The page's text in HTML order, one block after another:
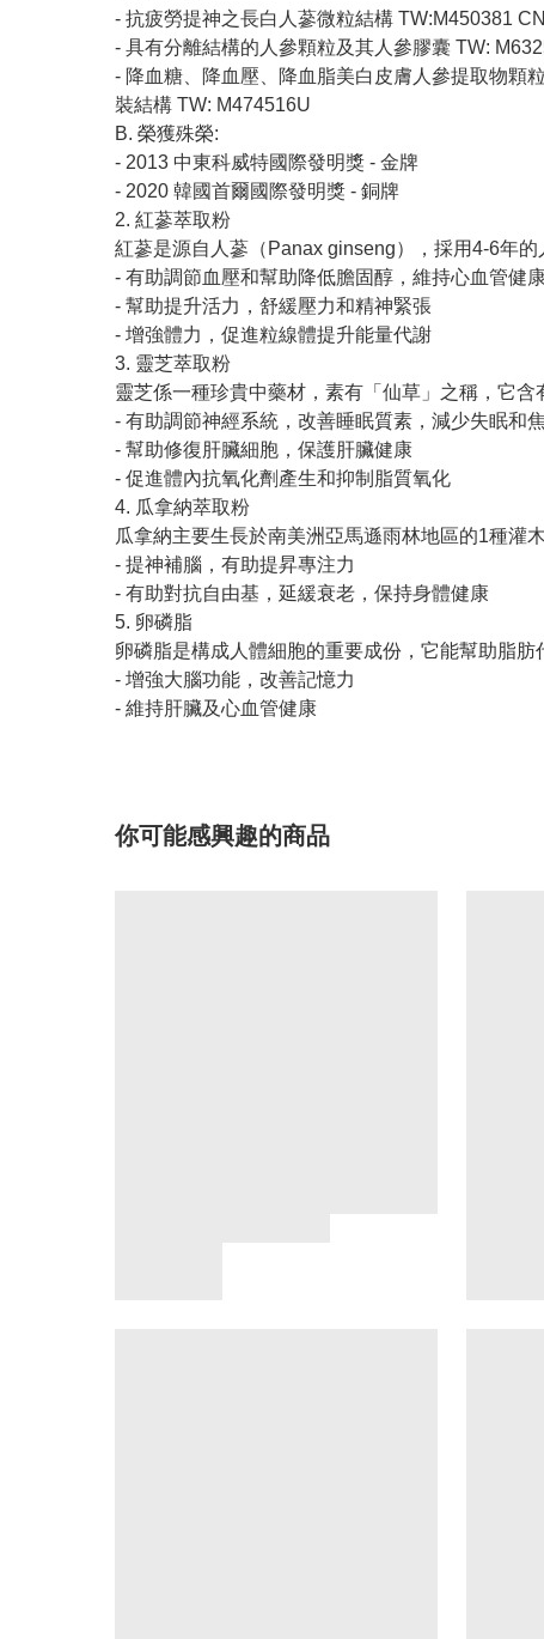
- 抗疲勞提神之長白人蔘微粒結構 TW:M450381
- 具有分離結構的人參顆粒及其人參膠囊 TW:
- 降血糖、降血壓、降血脂美白皮膚人參提取物顆
裝結構 TW: M474516U
B. 榮獲殊榮:
- 2013 中東科威特國際發明獎 - 金牌
- 2020 韓國首爾國際發明獎 - 銅牌
2. 紅蔘萃取粉
紅蔘是源自人蔘（Panax ginseng），採用4-6年
- 有助調節血壓和幫助降低膽固醇，維持心血管健
- 幫助提升活力，舒緩壓力和精神緊張
- 增強體力，促進粒線體提升能量代謝
3. 靈芝萃取粉
靈芝係一種珍貴中藥材，素有「仙草」之稱，它
- 有助調節神經系統，改善睡眠質素，減少失眠和
- 幫助修復肝臟細胞，保護肝臟健康
- 促進體內抗氧化劑產生和抑制脂質氧化
4. 瓜拿納萃取粉
瓜拿納主要生長於南美洲亞馬遜雨林地區的1種灌
- 提神補腦，有助提昇專注力
- 有助對抗自由基，延緩衰老，保持身體健康
5. 卵磷脂
卵磷脂是構成人體細胞的重要成份，它能幫助脂肪
- 增強大腦功能，改善記憶力
- 維持肝臟及心血管健康
你可能感興趣的商品